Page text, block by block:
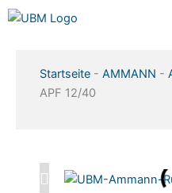
Zum
Inhalt
Startseite -AMMANN -
APF 12/40